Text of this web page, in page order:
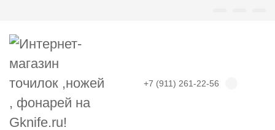
+7 (911) 261-22-56